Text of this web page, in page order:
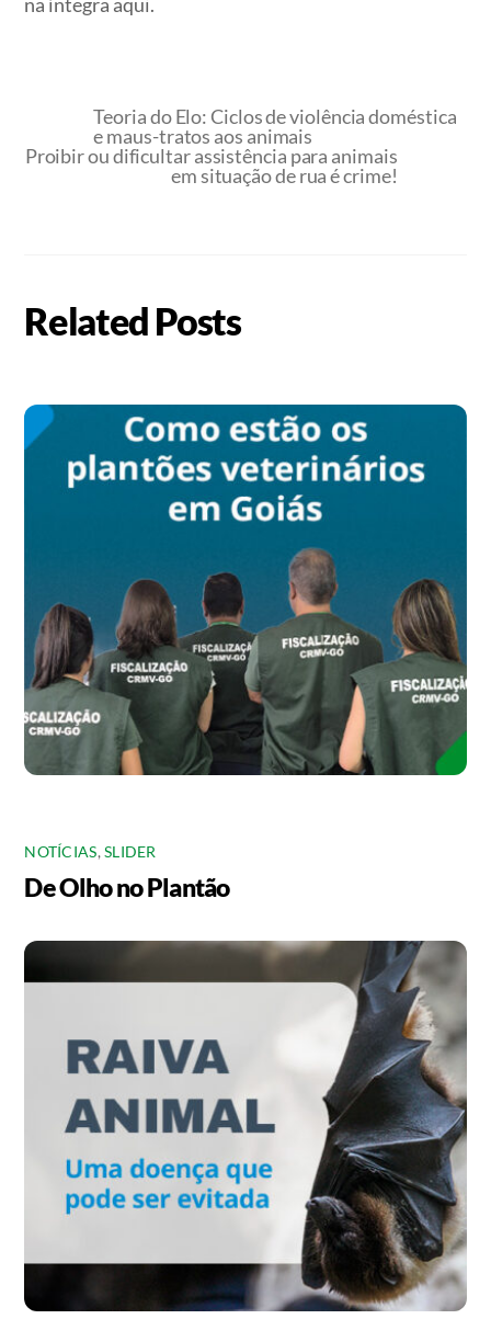
Teoria do Elo: Ciclos de violência doméstica
e maus-tratos aos animais
Proibir ou dificultar assistência para animais
em situação de rua é crime!
Related Posts
NOTÍCIAS,SLIDER
De Olho no Plantão